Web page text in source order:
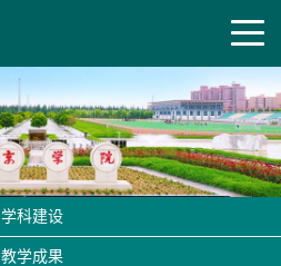
学科建设
教学成果